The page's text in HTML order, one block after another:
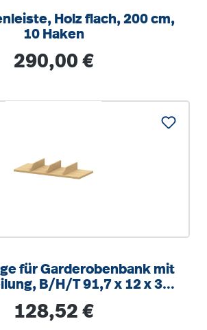
Holz flach, 200 cm,
10 Haken
Regulärer Preis:
290,00 €
für Garderobenbank mit
B/H/T 91,7 x 12 x 30
Regulärer Preis:
128,52 €